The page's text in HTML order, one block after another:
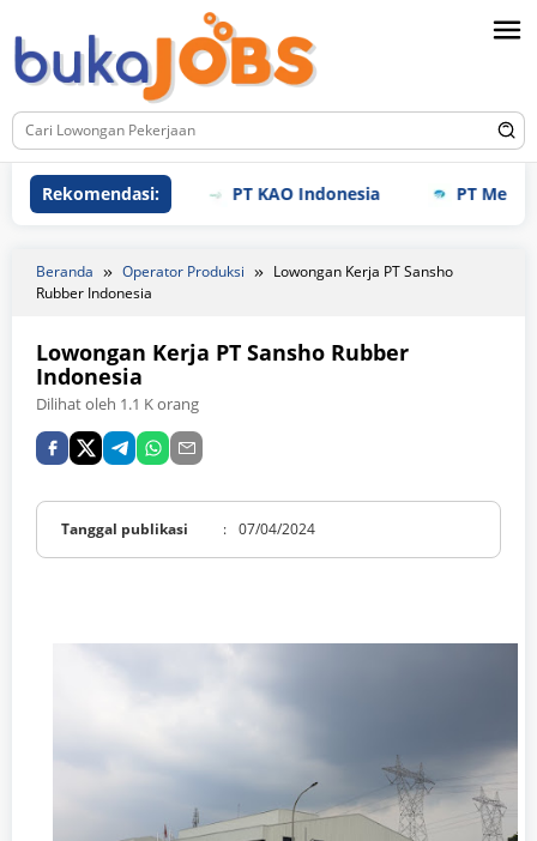
ke
konten
Rekomendasi: PT KAO Indonesia PT Meihoku
Beranda Operator Produksi
Lowongan Kerja PT Sansho
Rubber Indonesia
Lowongan Kerja PT Sansho Rubber
Indonesia
Dilihat oleh 1.1 K orang
Tanggal publikasi : 07/04/2024